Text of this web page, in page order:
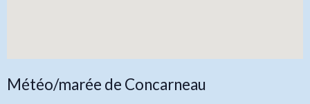
Météo/marée de Concarneau